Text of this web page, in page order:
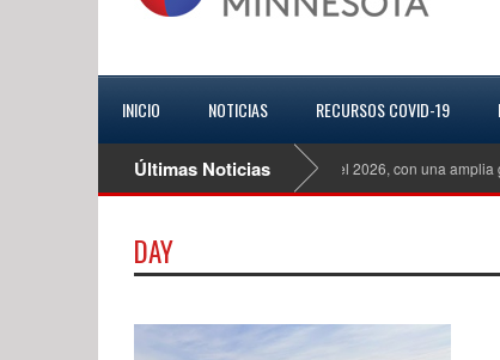
INICIO NOTICIAS RECURSOS COVID-19
Últimas Noticias
Mazda CX 70 Turbo S Premiun Plus del 2026, con una amplia
DAY